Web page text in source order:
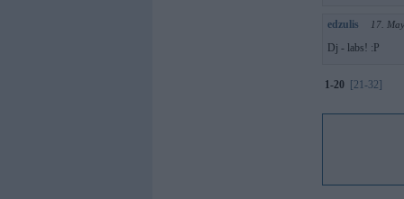
edzulis 17.
Dj - labs! :P
1-20 [21-32]